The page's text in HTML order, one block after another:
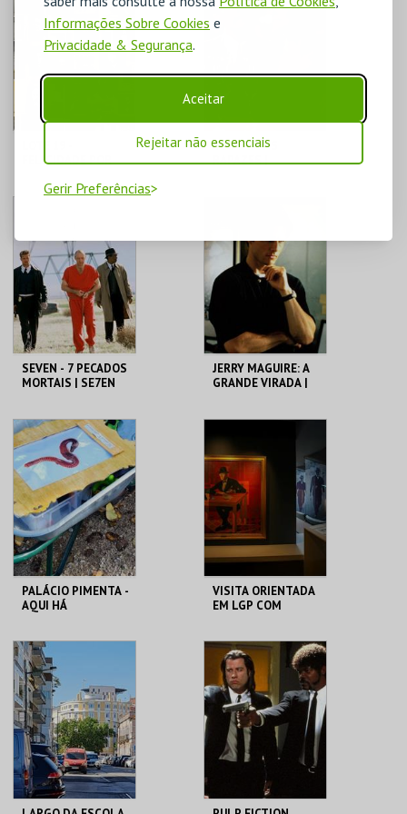
Informações Sobre Cookies e
Privacidade & Segurança.
Aceitar
Rejeitar não essenciais
Gerir Preferências
MAIS INFO
COMPRAR COMPRAR
FELICIDADE POR
MAIS INFO
COMPRAR
TUDO BONS
RAPAZES |
MAIS INFO
COMPRAR
SEVEN - 7 PECADOS
MORTAIS | SE7EN
CAPITÓLIO.
MAIS INFO
COMPRAR
JERRY MAGUIRE: A
GRANDE VIRADA |
MAIS INFO
COMPRAR
PALÁCIO PIMENTA -
AQUI HÁ
ML - PALÁCIO
PIMENTA
MAIS INFO
COMPRAR
VISITA ORIENTADA
EM LGP COM
CASA FERNANDO
PESSOA
MAIS INFO
COMPRAR